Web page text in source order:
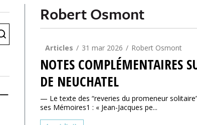
Robert Osmont
Articles 31 mar 2026 Robert Osmont
NOTES COMPLÉMENTAIRES
DE NEUCHATEL
— Le texte des “reveries du promeneur
ses Mémoires1 : « Jean-Jacques pe...